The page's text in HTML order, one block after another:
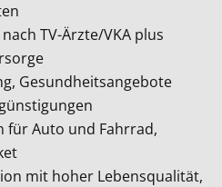
TV-Ärzte/VKA plus
Gesundheitsangebote
für Auto und Fahrrad,
mit hoher Lebensqualität,